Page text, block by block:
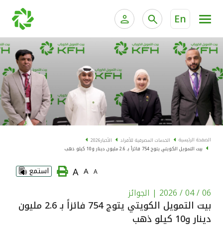
En
الخدمات المصرفية الإلكترونية للأفراد
الخدمات المصرفية الإلكترونية للشركات
خدمة "بيتك" للتداول الإلكتروني
الخدمات المصرفية للأفراد الخدمات المالية الخاصة
الحسابات المصرفية
البطاقات
"برامج العملاء"
الاستثمار
الصفحة الرئيسية الخدمات المصرفية للأفراد الأخبار2026
بيت التمويل الكويتي يتوج 754 فائزاً بـ 2.6 مليون دينار و10 كيلو ذهب
A
A
A استمع
06 / 04 / 2026 | الجوائز
بيت التمويل الكويتي يتوج 754 فائزاً بـ 2.6 مليون
دينار و10 كيلو ذهب